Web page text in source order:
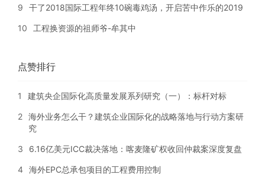
9 干了2018国际工程年终10碗毒鸡汤，开启苦中作乐的2019
10 工程换资源的祖师爷-牟其中
点赞排行
1 建筑央企国际化高质量发展系列研究（一）：标杆对标
2 海外业务怎么干？建筑企业国际化的战略落地与行动方案研
究
3 6.16亿美元ICC裁决落地：喀麦隆矿权收回仲裁案深度复盘
4 海外EPC总承包项目的工程费用控制